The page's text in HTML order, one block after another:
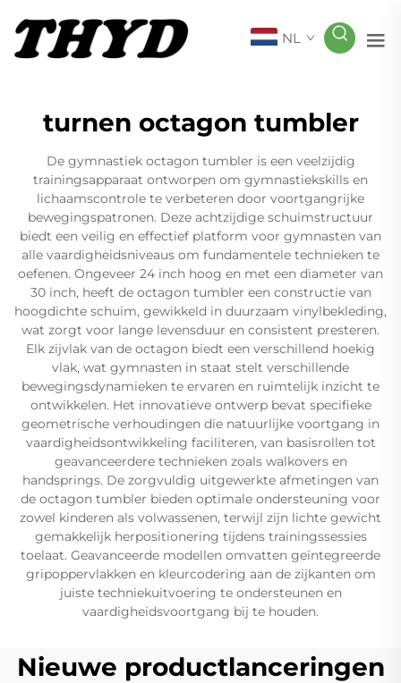
NL
turnen octagon tumbler
De gymnastiek octagon tumbler is een veelzijdig
trainingsapparaat ontworpen om gymnastiekskills en
lichaamscontrole te verbeteren door voortgangrijke
bewegingspatronen. Deze achtzijdige schuimstructuur
biedt een veilig en effectief platform voor gymnasten van
alle vaardigheidsniveaus om fundamentele technieken te
oefenen. Ongeveer 24 inch hoog en met een diameter van
30 inch, heeft de octagon tumbler een constructie van
hoogdichte schuim, gewikkeld in duurzaam vinylbekleding,
wat zorgt voor lange levensduur en consistent presteren.
Elk zijvlak van de octagon biedt een verschillend hoekig
vlak, wat gymnasten in staat stelt verschillende
bewegingsdynamieken te ervaren en ruimtelijk inzicht te
ontwikkelen. Het innovatieve ontwerp bevat specifieke
geometrische verhoudingen die natuurlijke voortgang in
vaardigheidsontwikkeling faciliteren, van basisrollen tot
geavanceerdere technieken zoals walkovers en
handsprings. De zorgvuldig uitgewerkte afmetingen van
de octagon tumbler bieden optimale ondersteuning voor
zowel kinderen als volwassenen, terwijl zijn lichte gewicht
gemakkelijk herpositionering tijdens trainingssessies
toelaat. Geavanceerde modellen omvatten geïntegreerde
gripoppervlakken en kleurcodering aan de zijkanten om
juiste techniekuitvoering te ondersteunen en
vaardigheidsvoortgang bij te houden.
Nieuwe productlanceringen